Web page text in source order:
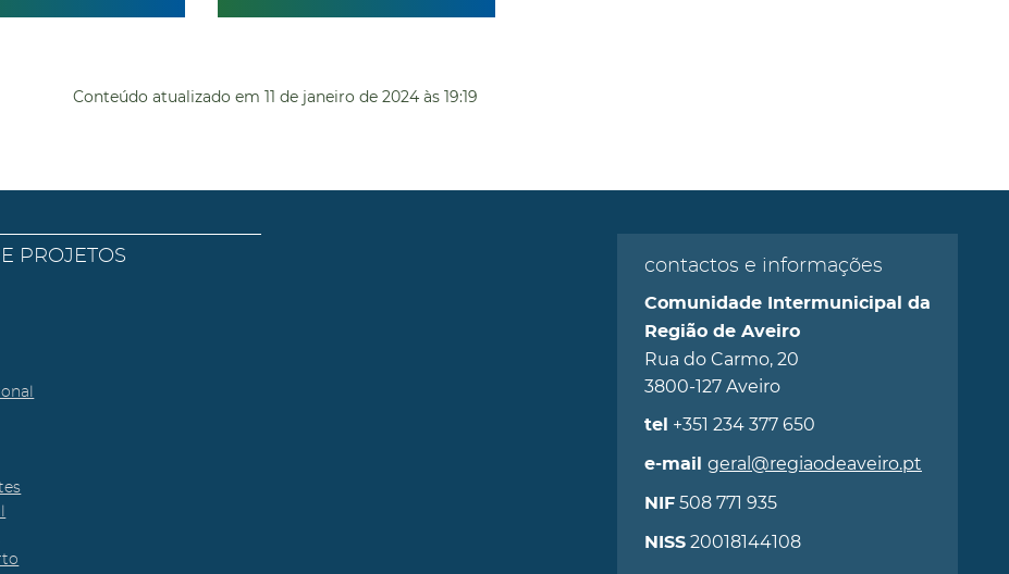
Conteúdo atualizado em 11 de janeiro de 2024 às 19:19
PROJETOS contactos e informações
Comunidade Intermunicipal da
Região de Aveiro
Rua do Carmo, 20
3800-127 Aveiro
tel +351 234 377 650
e-mail geral@regiaodeaveiro.pt
NIF508 771 935
NISS20018144108